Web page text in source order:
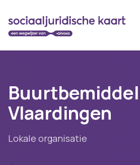
Vlaardingen
Lokale organisatie